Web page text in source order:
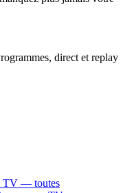
direct et replay
TV — toutes